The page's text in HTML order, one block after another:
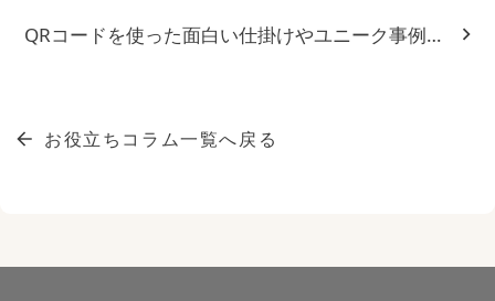
QRコードを使った面白い仕掛けやユニーク事例を紹介
お役立ちコラム一覧へ戻る